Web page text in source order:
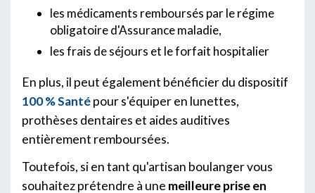
les médicaments remboursés par le régime
obligatoire d'Assurance maladie,
les frais de séjours et le forfait hospitalier
En plus, il peut également bénéficier du dispositif
100 % Santépour s'équiper en lunettes,
prothèses dentaires et aides auditives
entièrement remboursées.
Toutefois, si en tant qu'artisan boulanger vous
souhaitez prétendre à une meilleure prise en